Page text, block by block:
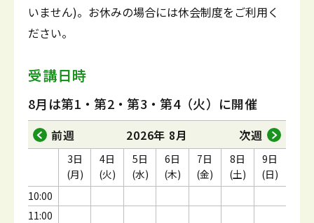
いません)。お休みの場合には休会制度をご利用く
ださい。
受講日時
8月は第1・第2・第3・第4（火）に開催
前週 2026年 8月 次週
10:00
11:00
3日
(月)
4日
(火)
5日
(水)
6日
(木)
7日
(金)
8日
(土)
9日
(日)